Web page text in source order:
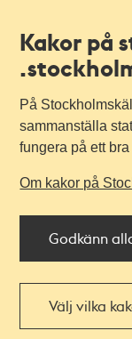
Kakor på
På
sammanställa
fungera på ett
Om kakor på
Godkänn
Välj vilka